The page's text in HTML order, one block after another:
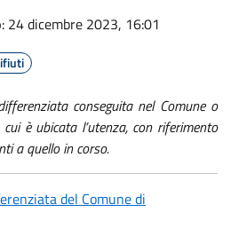
: 24 dicembre 2023, 16:01
conseguita nel Comune o
è ubicata l’utenza, con riferimento
a quello in corso.
del Comune di